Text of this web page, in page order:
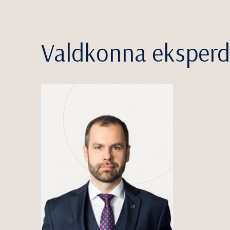
Valdkonna